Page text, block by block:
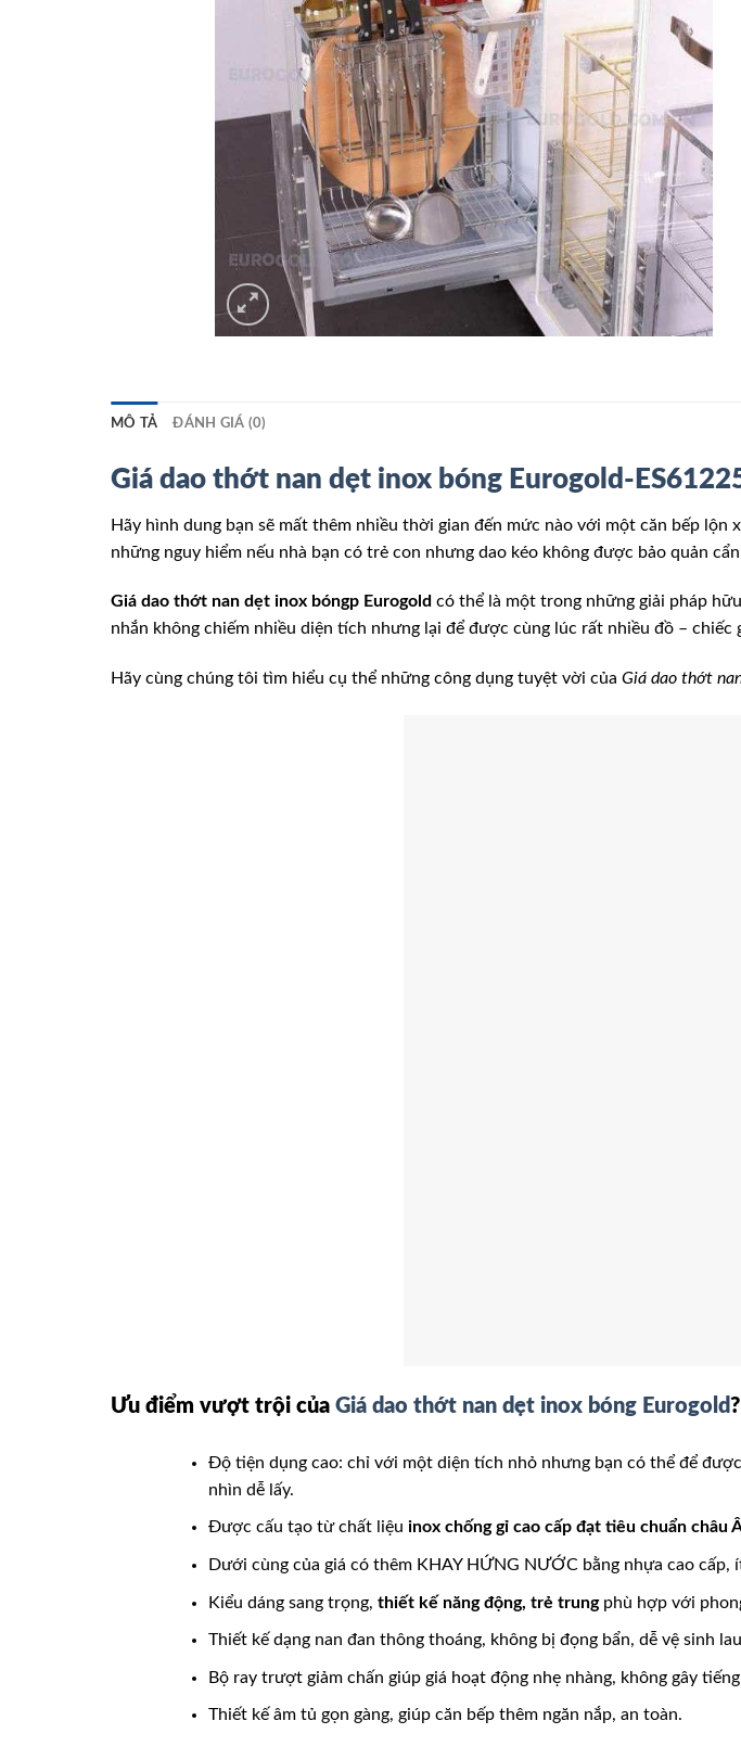
MÔ TẢ ĐÁNH GIÁ (0)
Giá dao thớt nan dẹt inox bóng Eurogold-
Hãy hình dung bạn sẽ mất thêm nhiều thời gian đến mức nào với một căn bếp
những nguy hiểm nếu nhà bạn có trẻ con nhưng dao kéo không được bảo quản
Giá dao thớt nan dẹt inox bóngp Eurogold có thể là một trong những giải pháp
nhắn không chiếm nhiều diện tích nhưng lại để được cùng lúc rất nhiều đồ – chiếc
Hãy cùng chúng tôi tìm hiểu cụ thể những công dụng tuyệt vời của Giá dao thớt
Ưu điểm vượt trội của Giá dao thớt nan dẹt inox bóng Eurogold?
Độ tiện dụng cao: chỉ với một diện tích nhỏ nhưng bạn có thể để
nhìn dễ lấy.
Được cấu tạo từ chất liệu inox chống gỉ cao cấp đạt tiêu chuẩn châu
Dưới cùng của giá có thêm KHAY HỨNG NƯỚC bằng nhựa cao cấp,
Kiểu dáng sang trọng, thiết kế năng động, trẻ trungphù hợp với
Thiết kế dạng nan đan thông thoáng, không bị đọng bẩn, dễ vệ sinh
Bộ ray trượt giảm chấn giúp giá hoạt động nhẹ nhàng, không gây
Thiết kế âm tủ gọn gàng, giúp căn bếp thêm ngăn nắp, an toàn.